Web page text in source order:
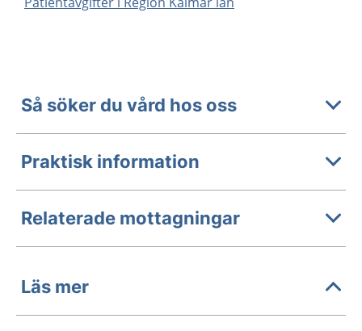
Så söker du vård hos oss
Praktisk information
Relaterade mottagningar
Läs mer